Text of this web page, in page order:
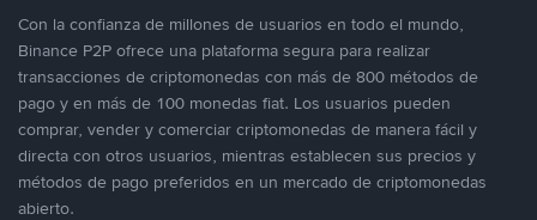
Con la confianza de millones de usuarios en todo el mundo,
Binance P2P ofrece una plataforma segura para realizar
transacciones de criptomonedas con más de 800 métodos de
pago y en más de 100 monedas fiat. Los usuarios pueden
comprar, vender y comerciar criptomonedas de manera fácil y
directa con otros usuarios, mientras establecen sus precios y
métodos de pago preferidos en un mercado de criptomonedas
abierto.